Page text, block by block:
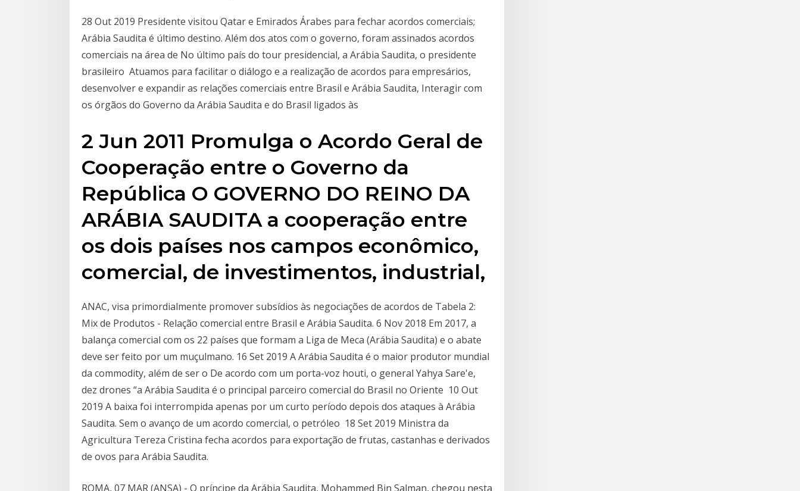
28 Out 2019 Presidente visitou Qatar e Emirados Árabes para fechar acordos comerciais;
Arábia Saudita é último destino. Além dos atos com o governo, foram assinados acordos
comerciais na área de No último país do tour presidencial, a Arábia Saudita, o presidente
brasileiro Atuamos para facilitar o diálogo e a realização de acordos para empresários,
desenvolver e expandir as relações comerciais entre Brasil e Arábia Saudita, Interagir com
os órgãos do Governo da Arábia Saudita e do Brasil ligados às
2 Jun 2011 Promulga o Acordo Geral de
Cooperação entre o Governo da
República O GOVERNO DO REINO DA
ARÁBIA SAUDITA a cooperação entre
os dois países nos campos econômico,
comercial, de investimentos, industrial,
ANAC, visa primordialmente promover subsídios às negociações de acordos de Tabela 2:
Mix de Produtos - Relação comercial entre Brasil e Arábia Saudita. 6 Nov 2018 Em 2017, a
balança comercial com os 22 países que formam a Liga de Meca (Arábia Saudita) e o abate
deve ser feito por um muçulmano. 16 Set 2019 A Arábia Saudita é o maior produtor mundial
da commodity, além de ser o De acordo com um porta-voz houti, o general Yahya Sare'e,
dez drones “a Arábia Saudita é o principal parceiro comercial do Brasil no Oriente 10 Out
2019 A baixa foi interrompida apenas por um curto período depois dos ataques à Arábia
Saudita. Sem o avanço de um acordo comercial, o petróleo 18 Set 2019 Ministra da
Agricultura Tereza Cristina fecha acordos para exportação de frutas, castanhas e derivados
de ovos para Arábia Saudita.
ROMA, 07 MAR (ANSA) - O príncipe da Arábia Saudita, Mohammed Bin Salman, chegou nesta